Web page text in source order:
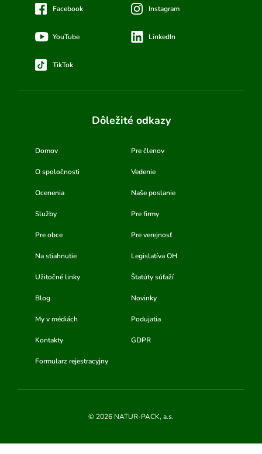
Facebook Instagram
YouTube LinkedIn
TikTok
Dôležité odkazy
Domov Pre členov
O spoločnosti Vedenie
Ocenenia Naše poslanie
Služby Pre firmy
Pre obce Pre verejnosť
Na stiahnutie Legislatíva OH
Užitočné linky Štatúty súťaží
Blog Novinky
My v médiách Podujatia
Kontakty GDPR
Formularz rejestracyjny
© 2026 NATUR-PACK, a.s.